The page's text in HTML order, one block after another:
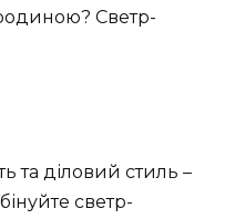
Светр-
та діловий стиль –
светр-